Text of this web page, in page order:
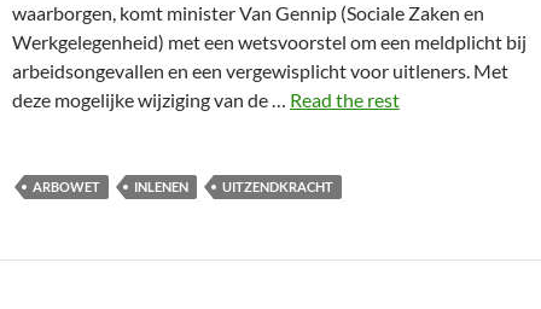
waarborgen, komt minister Van Gennip (Sociale Zaken en
Werkgelegenheid) met een wetsvoorstel om een meldplicht bij
arbeidsongevallen en een vergewisplicht voor uitleners. Met
deze mogelijke wijziging van de … Read the rest
ARBOWET INLENEN UITZENDKRACHT